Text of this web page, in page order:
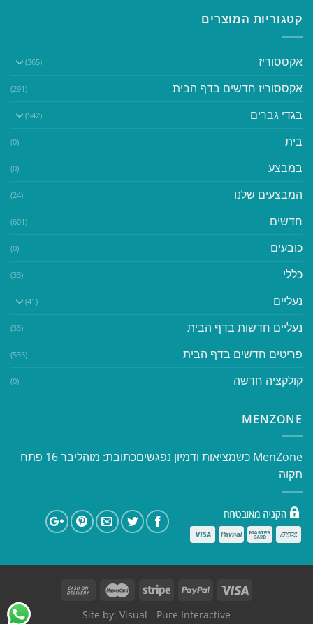
קטגוריות המוצרים
אקססוריז (365)
אקססוריז חדשים בדף הבית (291)
בגדי גברים (542)
בית (0)
במבצע (0)
המבצעים שלנו (24)
חדשים (601)
כובעים (0)
כללי (33)
נעליים (41)
נעליים חדשות בדף הבית (33)
פריטים חדשים בדף הבית (535)
קולקציה חדשה (0)
MENZONE
​​MenZone כשמציאות ודמיון נפגשים​ כתובת: מוהליבר 16 פתח
תקוה
Site by: Visual - Pure Interactive